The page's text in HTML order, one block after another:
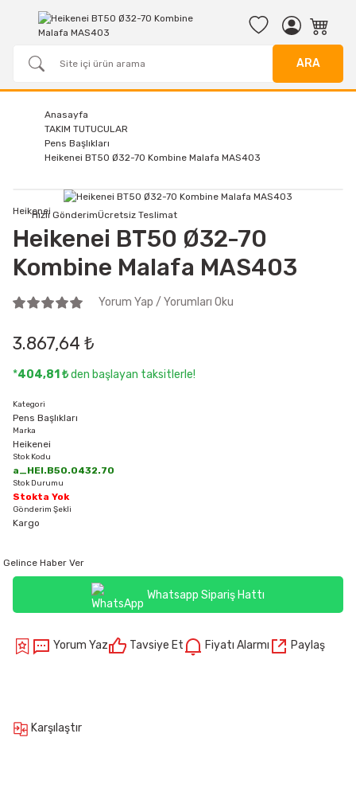
ARA
Anasayfa
TAKIM TUTUCULAR
Pens Başlıkları
Heikenei BT50 Ø32-70 Kombine Malafa MAS403
Hızlı GönderimÜcretsiz Teslimat
Heikenei
Heikenei BT50 Ø32-70
Kombine Malafa MAS403
Yorum Yap / Yorumları Oku
3.867,64 ₺
*404,81 ₺den başlayan taksitlerle!
Kategori
Pens Başlıkları
Marka
Heikenei
Stok Kodu
a_HEI.B50.0432.70
Stok Durumu
Stokta Yok
Gönderim Şekli
Kargo
Gelince Haber Ver
Whatsapp Sipariş Hattı
Yorum Yaz Tavsiye Et Fiyatı Alarmı Paylaş
Karşılaştır